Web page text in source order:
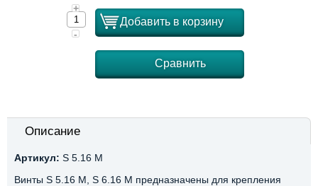
+
-
Добавить в корзину
Сравнить
Описание
Артикул: S 5.16 M
Винты S 5.16 М, S 6.16 М предназначены для крепления